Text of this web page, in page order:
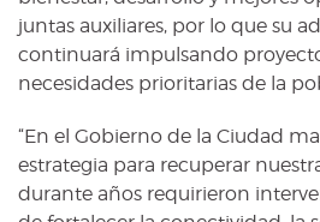
juntas auxiliares, por lo que su
continuará impulsando
necesidades prioritarias de la
“En el Gobierno de la Ciudad
estrategia para recuperar
durante años requirieron